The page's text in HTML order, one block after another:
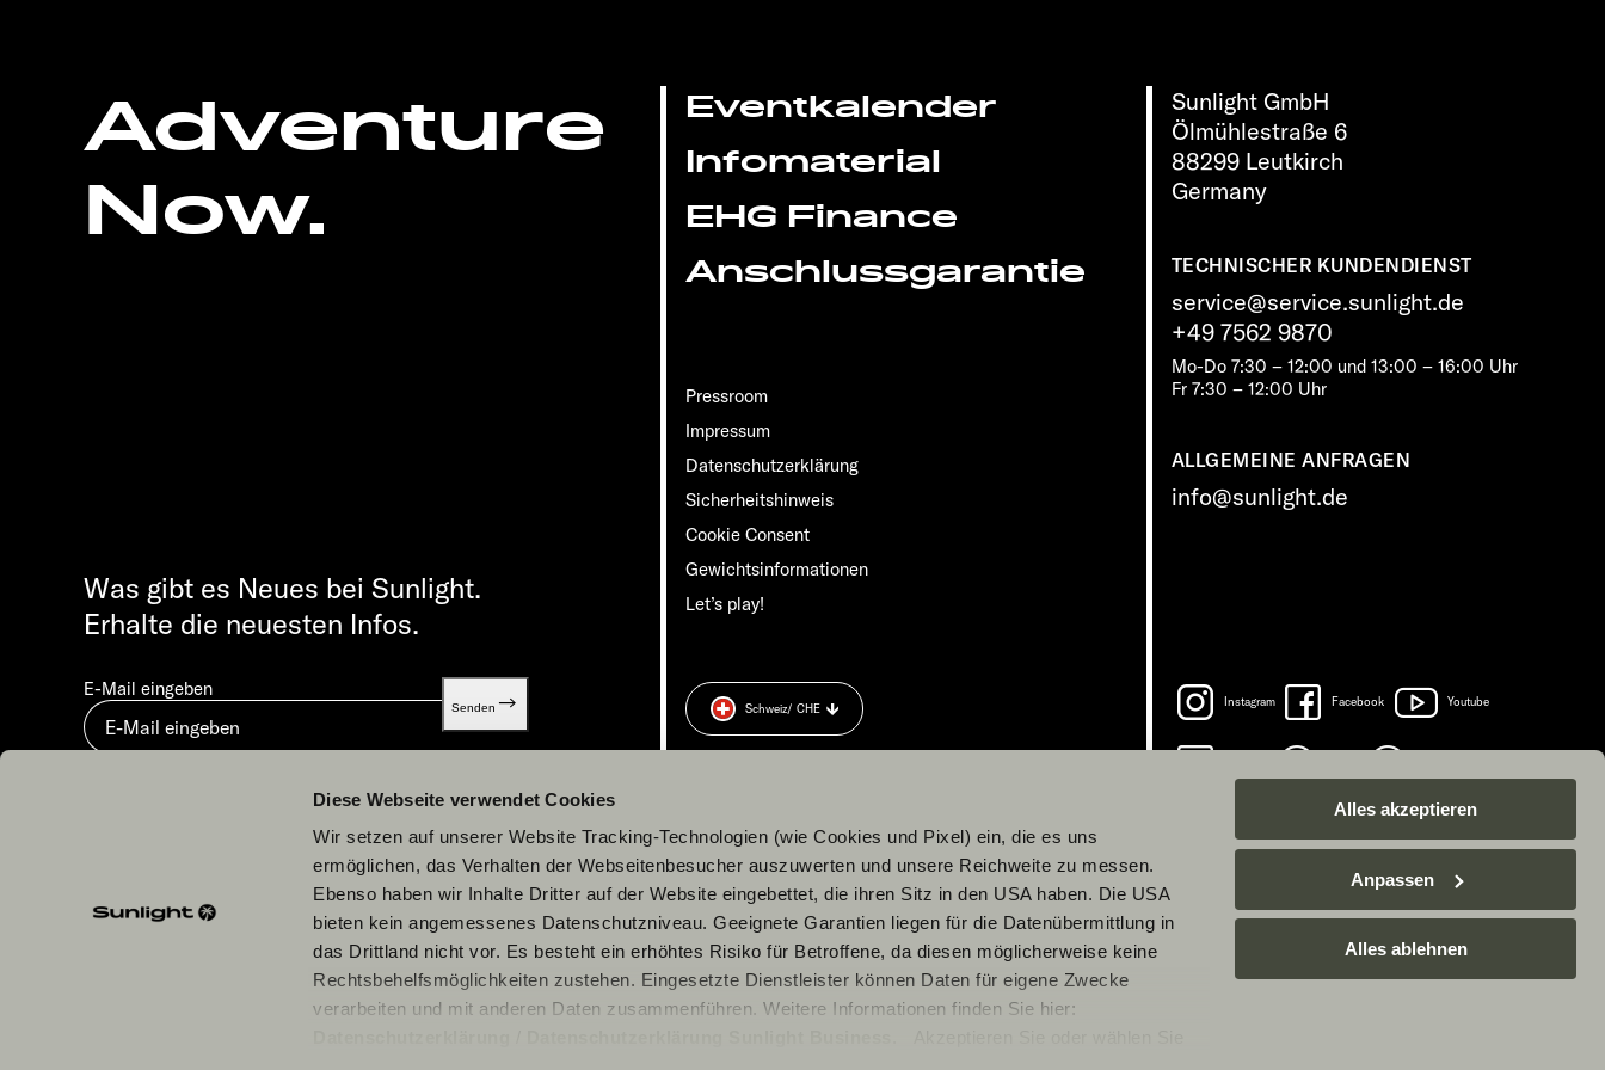
Diese Webseite verwendet Cookies
Wir setzen auf unserer Website Tracking-Technologien (wie Cookies und Pixel) ein, die es uns
ermöglichen, das Verhalten der Webseitenbesucher auszuwerten und unsere Reichweite zu messen.
Ebenso haben wir Inhalte Dritter auf der Website eingebettet, die ihren Sitz in den USA haben. Die USA
bieten kein angemessenes Datenschutzniveau. Geeignete Garantien liegen für die Datenübermittlung in
das Drittland nicht vor. Es besteht ein erhöhtes Risiko für Betroffene, da diesen möglicherweise keine
Rechtsbehelfsmöglichkeiten zustehen. Eingesetzte Dienstleister können Daten für eigene Zwecke
verarbeiten und mit anderen Daten zusammenführen. Weitere Informationen finden Sie hier:
Alles akzeptieren
Anpassen
Alles ablehnen
Adventure
Now.
Sunlight GmbH
Ölmühlestraße 6
88299 Leutkirch
Germany
TECHNISCHER KUNDENDIENST
service@service.sunlight.de
+49 7562 9870
Mo-Do 7:30 – 12:00 und 13:00 – 16:00 Uhr
Fr 7:30 – 12:00 Uhr
ALLGEMEINE ANFRAGEN
info@sunlight.de
Eventkalender
Infomaterial
EHG Finance
Anschlussgarantie
Pressroom
Impressum
Datenschutzerklärung
Sicherheitshinweis
Cookie Consent
Gewichts­informationen
Let’s play!
Was gibt es Neues bei Sunlight.
Erhalte die neuesten Infos.
E-Mail eingeben
Senden Instagram Facebook Youtube
Schweiz/ CHE